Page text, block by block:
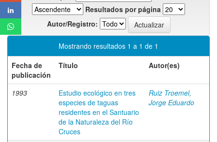
Resultados por página
Autor/Registro:
Mostrando resultados 1 a 1 de 1
Fecha de
publicación
Título Autor(es)
1993
Estudio ecológico en tres
especies de taguas
residentes en el Santuario
de la Naturaleza del Río
Cruces
Ruiz Troemel,
Jorge Eduardo